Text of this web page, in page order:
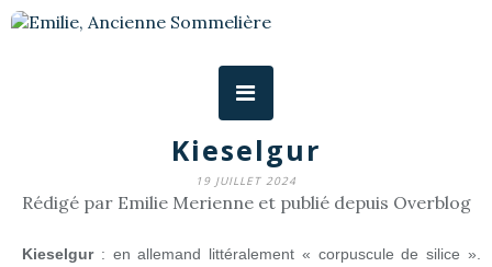
Kieselgur
19 JUILLET 2024
Rédigé par Emilie Merienne et publié depuis Overblog
Kieselgur: en allemand littéralement « corpuscule de silice ».